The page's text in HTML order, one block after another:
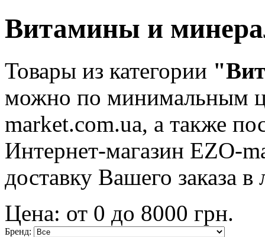
Витамины и
Товары из категории
можно по минимальным
market.com.ua, а также
Интернет-магазин EZO-
доставку Вашего заказа
Цена: от 0 до 8000 грн.
Бренд: